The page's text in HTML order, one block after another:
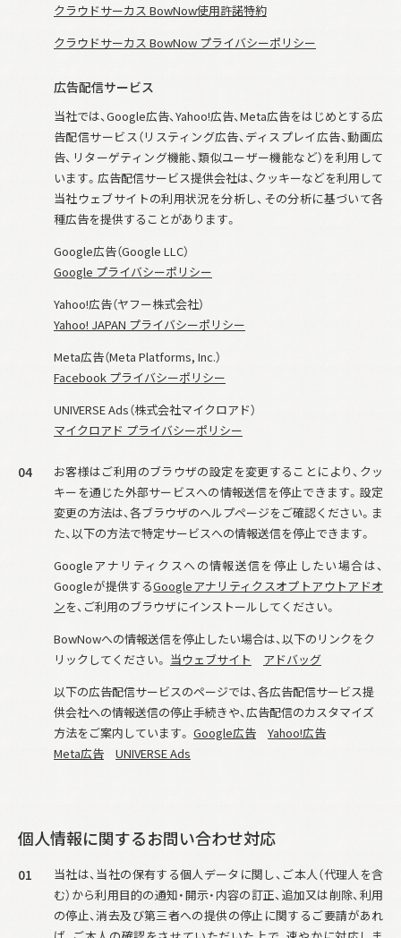
クラウドサーカス BowNow使用許諾特約
クラウドサーカス BowNow プライバシーポリシー
広告配信サービス
当社では、Google広告、Yahoo!広告、Meta広告をはじめとする広
告配信サービス（リスティング広告、ディスプレイ広告、動画広
告、リターゲティング機能、類似ユーザー機能など）を利用して
います。広告配信サービス提供会社は、クッキーなどを利用して
当社ウェブサイトの利用状況を分析し、その分析に基づいて各
種広告を提供することがあります。
Google広告（Google LLC）
Google プライバシーポリシー
Yahoo!広告（ヤフー株式会社）
Yahoo! JAPAN プライバシーポリシー
Meta広告（Meta Platforms, Inc.）
Facebook プライバシーポリシー
UNIVERSE Ads（株式会社マイクロアド）
マイクロアド プライバシーポリシー
04
お客様はご利用のブラウザの設定を変更することにより、クッ
キーを通じた外部サービスへの情報送信を停止できます。設定
変更の方法は、各ブラウザのヘルプページをご確認ください。ま
た、以下の方法で特定サービスへの情報送信を停止できます。
Googleアナリティクスへの情報送信を停止したい場合は、
Googleが提供するGoogleアナリティクスオプトアウトアドオ
ンを、ご利用のブラウザにインストールしてください。
BowNowへの情報送信を停止したい場合は、以下のリンクをク
リックしてください。 当ウェブサイト
アドバッグ
以下の広告配信サービスのページでは、各広告配信サービス提
供会社への情報送信の停止手続きや、広告配信のカスタマイズ
方法をご案内しています。 Google広告
Yahoo!広告
Meta広告
UNIVERSE Ads
個人情報に関するお問い合わせ対応
01
当社は、当社の保有する個人データに関し、ご本人（代理人を含
む）から利用目的の通知・開示・内容の訂正、追加又は削除、利用
の停止、消去及び第三者への提供の停止に関するご要請があれ